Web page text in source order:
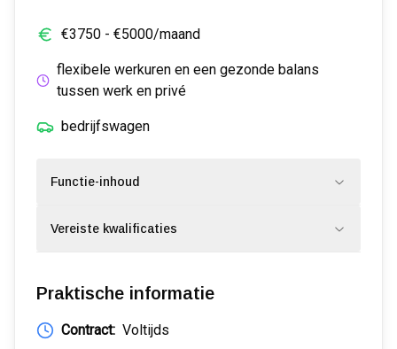
€3750 - €5000/maand
flexibele werkuren en een gezonde balans
tussen werk en privé
bedrijfswagen
Functie-inhoud
Vereiste kwalificaties
Praktische informatie
Contract: Voltijds